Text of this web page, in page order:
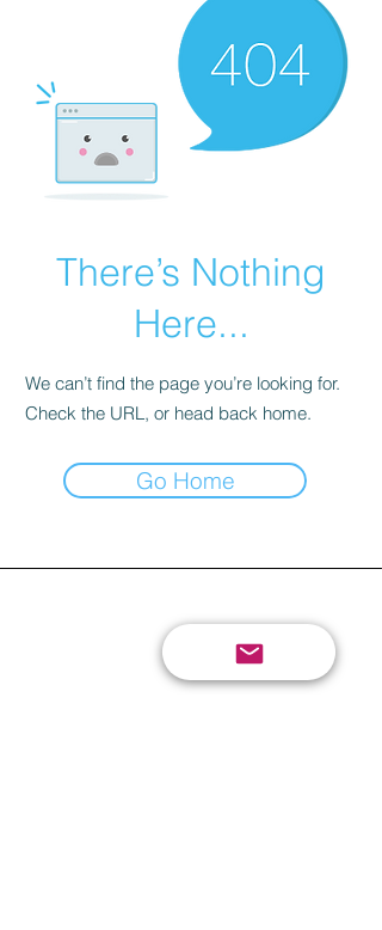
There’s Nothing
Here...
We can’t find the page you’re looking for.
Check the URL, or head back home.
Go Home